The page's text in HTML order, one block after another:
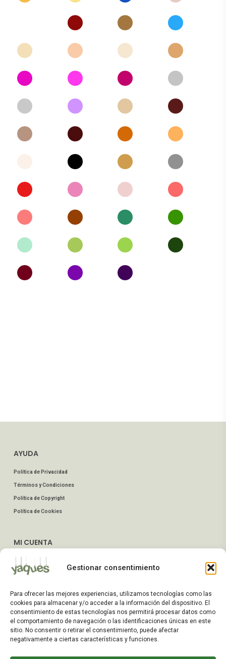
Gestionar consentimiento
Para ofrecer las mejores experiencias, utilizamos tecnologías como las
cookies para almacenar y/o acceder a la información del dispositivo. El
consentimiento de estas tecnologías nos permitirá procesar datos como
el comportamiento de navegación o las identificaciones únicas en este
sitio. No consentir o retirar el consentimiento, puede afectar
negativamente a ciertas características y funciones.
AYUDA
Política de Privacidad
Términos y Condiciones
Política de Copyright
Política de Cookies
MI CUENTA
Dirección de Envío
Preguntas Frecuentes
ATENCIÓN AL CLIENTE